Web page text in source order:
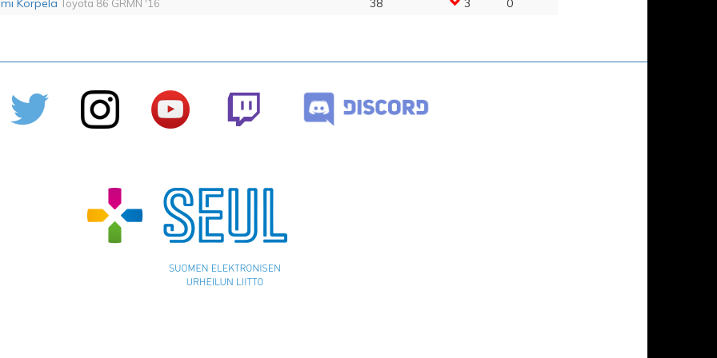
KorpelaToyota 86 GRMN '16 38 3 0